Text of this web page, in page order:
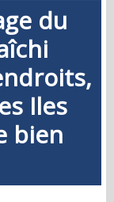
du
Iles
bien